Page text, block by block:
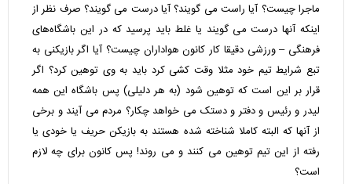
ماجرا چیست؟ آیا راست می گویند؟ آیا درست می گویند؟ صرف نظر از
اینکه آنها درست می گویند یا غلط باید پرسید که در این باشگاه‌های
فرهنگی – ورزشی دقیقا کار کانون هواداران چیست؟ آیا اگر بازیکنی به
تبع شرایط تیم خود مثلا وقت کشی کرد باید به وی توهین کرد؟ اگر
قرار بر این است که توهین شود (به هر دلیلی) پس باشگاه این همه
لیدر و رئیس و دفتر و دستک می خواهد چکار؟ مردم می آیند و برخی
از آنها که البته کاملا شناخته شده هستند به بازیکن حریف یا خودی یا
رفته از این تیم توهین می کنند و می روند! پس کانون برای چه لازم
است؟